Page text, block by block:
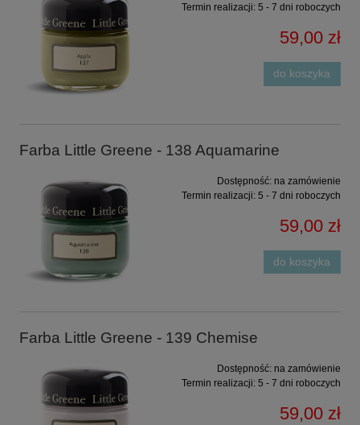
Termin realizacji: 5 - 7 dni roboczych
59,00 zł
do koszyka
Farba Little Greene - 138 Aquamarine
Dostępność: na zamówienie
Termin realizacji: 5 - 7 dni roboczych
59,00 zł
do koszyka
Farba Little Greene - 139 Chemise
Dostępność: na zamówienie
Termin realizacji: 5 - 7 dni roboczych
59,00 zł